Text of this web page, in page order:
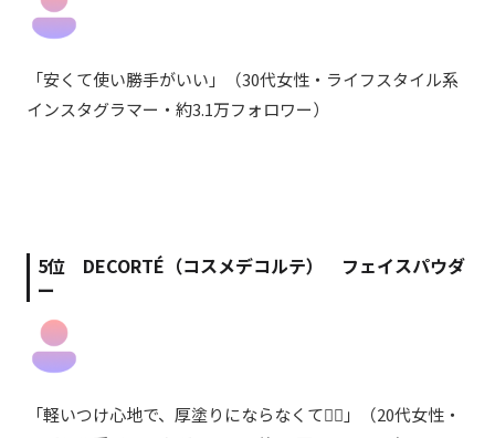
「安くて使い勝手がいい 」
（30代女性・ライフスタイル系
インスタグラマー・約3.1万フォロワー）
5位 DECORTÉ（コスメデコルテ） フェイスパウダ
ー
「軽いつけ心地で、厚塗りにならなくて👍🏻 」
（20代女性・